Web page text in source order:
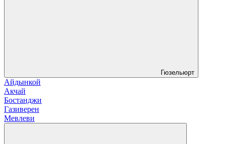
Гюзельюрт
Айдынкой
Акчай
Бостанджи
Газиверен
Мевлеви